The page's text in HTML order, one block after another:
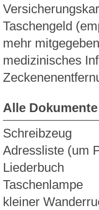
Taschengeld
mehr
medizinisches
Alle
Schreibzeug
Adressliste (um
Liederbuch
Taschenlampe
kleiner